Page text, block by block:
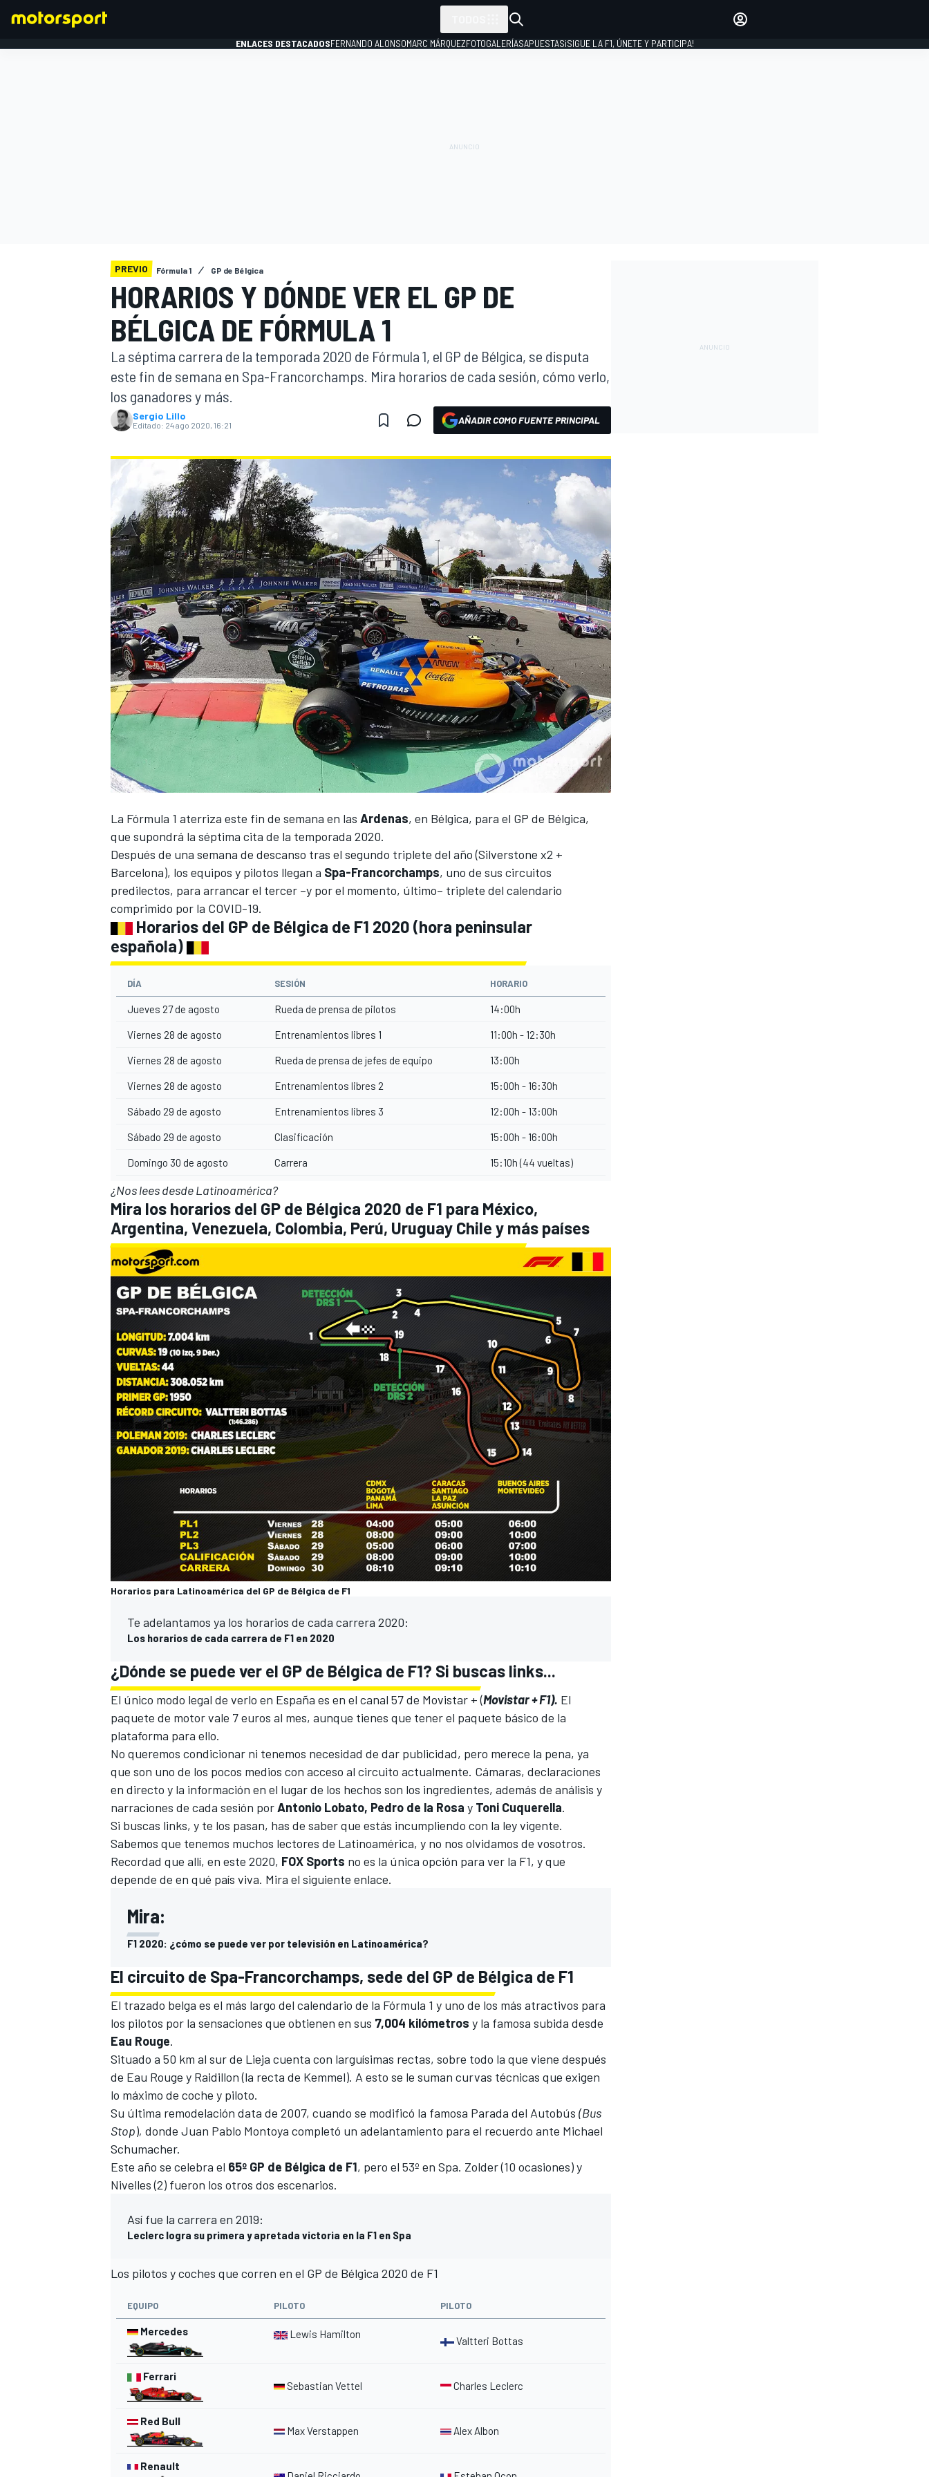
WEC FÓRMULA E
MÁS CATEGORÍAS
ENLACES DESTACADOSFERNANDO ALONSOMARC MÁRQUEZFOTOGALERÍASAPUESTAS¡SIGUE LA F1, ÚNETE Y PARTICIPA!
PREVIO Fórmula 1 GP de Bélgica
HORARIOS Y DÓNDE VER EL GP DE
BÉLGICA DE FÓRMULA 1
La séptima carrera de la temporada 2020 de Fórmula 1, el GP de Bélgica, se disputa
este fin de semana en Spa-Francorchamps. Mira horarios de cada sesión, cómo verlo,
los ganadores y más.
Sergio Lillo
Editado: 24 ago 2020, 16:21 AÑADIR COMO FUENTE PRINCIPAL
La Fórmula 1 aterriza este fin de semana en las Ardenas, en Bélgica, para el GP de Bélgica,
que supondrá la séptima cita de la temporada 2020.
Después de una semana de descanso tras el segundo triplete del año (Silverstone x2 +
Barcelona), los equipos y pilotos llegan a Spa-Francorchamps, uno de sus circuitos
predilectos, para arrancar el tercer –y por el momento, último– triplete del calendario
comprimido por la COVID-19.
Horarios del GP de Bélgica de F1 2020 (hora peninsular
española)
DÍA SESIÓN HORARIO
Jueves 27 de agosto Rueda de prensa de pilotos 14:00h
Viernes 28 de agosto Entrenamientos libres 1 11:00h - 12:30h
Viernes 28 de agosto Rueda de prensa de jefes de equipo 13:00h
Viernes 28 de agosto Entrenamientos libres 2 15:00h - 16:30h
Sábado 29 de agosto Entrenamientos libres 3 12:00h - 13:00h
Sábado 29 de agosto Clasificación 15:00h - 16:00h
Domingo 30 de agosto Carrera 15:10h (44 vueltas)
¿Nos lees desde Latinoamérica?
Mira los horarios del GP de Bélgica 2020 de F1 para México,
Argentina, Venezuela, Colombia, Perú, Uruguay Chile y más países
Horarios para Latinoamérica del GP de Bélgica de F1
Te adelantamos ya los horarios de cada carrera 2020:
Los horarios de cada carrera de F1 en 2020
¿Dónde se puede ver el GP de Bélgica de F1? Si buscas links...
El único modo legal de verlo en España es en el canal 57 de Movistar + (Movistar + F1). El
paquete de motor vale 7 euros al mes, aunque tienes que tener el paquete básico de la
plataforma para ello.
No queremos condicionar ni tenemos necesidad de dar publicidad, pero merece la pena, ya
que son uno de los pocos medios con acceso al circuito actualmente. Cámaras, declaraciones
en directo y la información en el lugar de los hechos son los ingredientes, además de análisis y
narraciones de cada sesión porAntonio Lobato, Pedro de la Rosa y Toni Cuquerella.
Si buscas links, y te los pasan, has de saber que estás incumpliendo con la ley vigente.
Sabemos que tenemos muchos lectores de Latinoamérica, y no nos olvidamos de vosotros.
Recordad que allí, en este 2020, FOX Sports no es la única opción para ver la F1, y que
depende de en qué país viva. Mira el siguiente enlace.
Mira:
F1 2020: ¿cómo se puede ver por televisión en Latinoamérica?
El circuito de Spa-Francorchamps, sede del GP de Bélgica de F1
El trazado belga es el más largo del calendario de la Fórmula 1 y uno de los más atractivos para
los pilotos por la sensaciones que obtienen en sus 7,004 kilómetros y la famosa subida desde
Eau Rouge.
Situado a 50 km al sur de Lieja cuenta con larguísimas rectas, sobre todo la que viene después
de Eau Rouge y Raidillon (la recta de Kemmel). A esto se le suman curvas técnicas que exigen
lo máximo de coche y piloto.
Su última remodelación data de 2007, cuando se modificó la famosa Parada del Autobús (Bus
Stop), donde Juan Pablo Montoya completó un adelantamiento para el recuerdo ante Michael
Schumacher.
Este año se celebra el 65º GP de Bélgica de F1, pero el 53º en Spa. Zolder (10 ocasiones) y
Nivelles (2) fueron los otros dos escenarios.
Así fue la carrera en 2019:
Leclerc logra su primera y apretada victoria en la F1 en Spa
Los pilotos y coches que corren en el GP de Bélgica 2020 de F1
EQUIPO PILOTO PILOTO
Mercedes Lewis Hamilton
Valtteri Bottas
Ferrari
Sebastian Vettel Charles Leclerc
Red Bull
Max Verstappen Alex Albon
Renault